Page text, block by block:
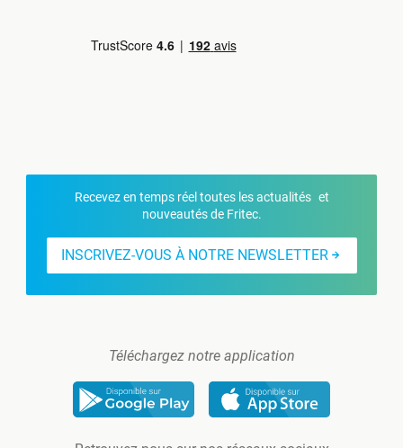
Recevez en temps réel toutes les actualités et
nouveautés de Fritec.
INSCRIVEZ-VOUS À NOTRE NEWSLETTER
Téléchargez notre application